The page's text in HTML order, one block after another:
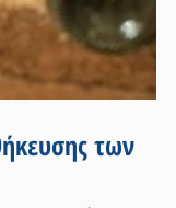
των